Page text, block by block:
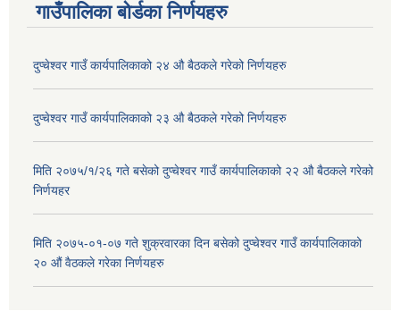
गाउँपालिका बोर्डका निर्णयहरु
दुप्चेश्वर गाउँ कार्यपालिकाको २४ औ बैठकले गरेको निर्णयहरु
दुप्चेश्वर गाउँ कार्यपालिकाको २३ औ बैठकले गरेको निर्णयहरु
मिति २०७५/१/२६ गते बसेको दुप्चेश्वर गाउँ कार्यपालिकाको २२ औ बैठकले गरेको
निर्णयहर
मिति २०७५-०१-०७ गते शुक्रवारका दिन बसेको दुप्चेश्वर गाउँ कार्यपालिकाको
२० औं वैठकले गरेका निर्णयहरु